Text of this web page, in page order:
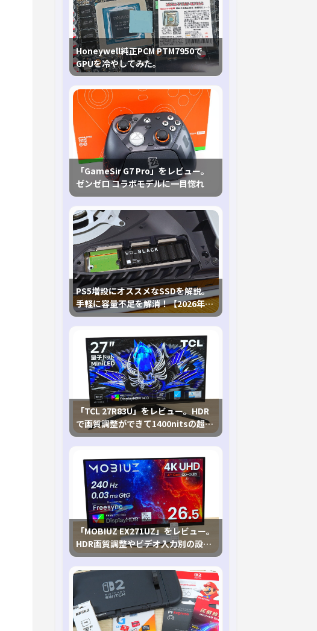
Honeywell純正PCM PTM7950で
GPUを冷やしてみた。
「GameSir G7 Pro」をレビュー。
ゼンゼロ コラボモデルに一目惚れ
PS5増設にオススメなSSDを解説。
手軽に容量不足を解消！【2026年最
新、PS5 Proにも対応】
「TCL 27R83U」をレビュー。HDR
で画質調整ができて1400nitsの超高
輝度も発揮！
「MOBIUZ EX271UZ」をレビュー。
HDR画質調整やビデオ入力別の設定
が可能な4K有機ELゲーミングモニタ
を徹底検証